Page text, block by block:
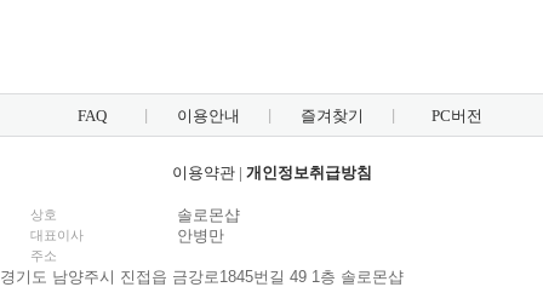
FAQ 이용안내 즐겨찾기 PC버전
이용약관| 개인정보취급방침
상호 솔로몬샵
대표이사 안병만
주소
경기도 남양주시 진접읍 금강로1845번길 49 1층 솔로몬샵